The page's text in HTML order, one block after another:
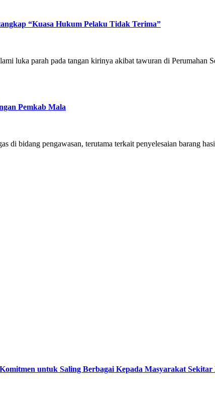
“Kuasa Hukum Pelaku Tidak Terima”
luka parah pada tangan kirinya akibat tawuran di
Pemkab Mala
di bidang pengawasan, terutama terkait penyelesaian barang
untuk Saling Berbagai Kepada Masyarakat